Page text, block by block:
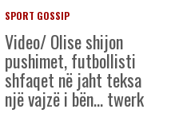
SPORT GOSSIP
Video/ Olise shijon
pushimet, futbollisti
shfaqet në jaht teksa
një vajzë i bën… twerk